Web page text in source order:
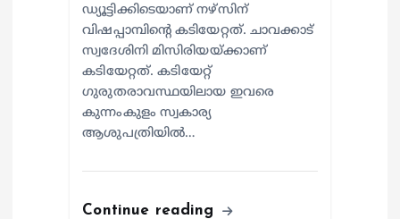
ഡ്യൂട്ടിക്കിടെയാണ് നഴ്സിന്
വിഷപ്പാമ്പിന്റെ കടിയേറ്റത്. ചാവക്കാട്
സ്വദേശിനി മിസിരിയയ്ക്കാണ്
കടിയേറ്റത്. കടിയേറ്റ്
ഗുരുതരാവസ്ഥയിലായ ഇവരെ
കുന്നംകുളം സ്വകാര്യ
ആശുപത്രിയില്‍…
Continue reading